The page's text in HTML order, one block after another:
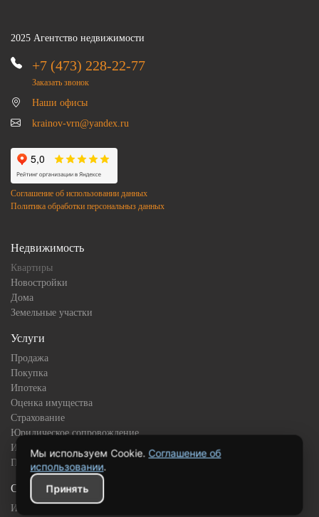
2025 Агентство недвижимости
+7 (473) 228-22-77
Заказать звонок
Наши офисы
krainov-vrn@yandex.ru
Соглашение об использовании данных
Политика обработки персональныз данных
Недвижимость
Квартиры
Новостройки
Дома
Земельные участки
Услуги
Продажа
Покупка
Ипотека
Оценка имущества
Страхование
Юридическое сопровождение
Инвестиционная недвижимость
Подбор квартиры в новостройке
О компании
История
Мы используем Cookie. Соглашение об
использовании.
Принять